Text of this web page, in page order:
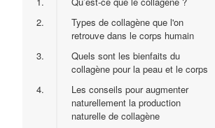
2.
Types de collagène que l'on
retrouve dans le corps humain
3.
Quels sont les bienfaits du
collagène pour la peau et le corps
4.
Les conseils pour augmenter
naturellement la production
naturelle de collagène